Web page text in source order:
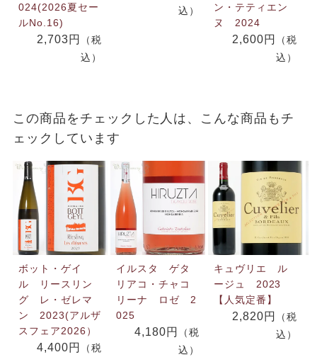
024(2026夏セー
ルNo.16)
2,703円
（税
込）
込）
ン・テティエン
ヌ 2024
2,600円
（税
込）
この商品をチェックした人は、こんな商品もチ
ェックしています
ボット・ゲイ
ル リースリン
グ レ・ゼレマ
ン 2023(アルザ
スフェア2026）
4,400円
（税
イルスタ ゲタ
リアコ・チャコ
リーナ ロゼ 2
025
4,180円
（税
込）
キュヴリエ ル
ージュ 2023
【人気定番】
2,820円
（税
込）